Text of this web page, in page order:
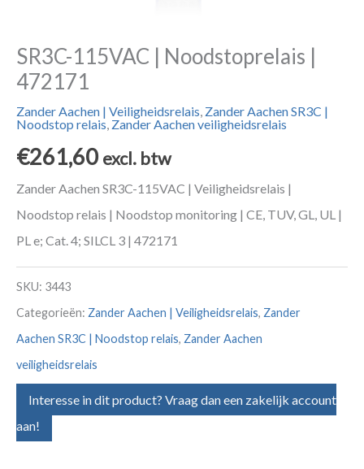
SR3C-115VAC | Noodstoprelais |
472171
Zander Aachen | Veiligheidsrelais, Zander Aachen SR3C |
Noodstop relais, Zander Aachen veiligheidsrelais
€261,60 excl. btw
Zander Aachen SR3C-115VAC | Veiligheidsrelais |
Noodstop relais | Noodstop monitoring | CE, TUV, GL, UL |
PL e; Cat. 4; SILCL 3 | 472171
SKU: 3443
Categorieën: Zander Aachen | Veiligheidsrelais, Zander
Aachen SR3C | Noodstop relais, Zander Aachen
veiligheidsrelais
Interesse in dit product? Vraag dan een zakelijk account
aan!